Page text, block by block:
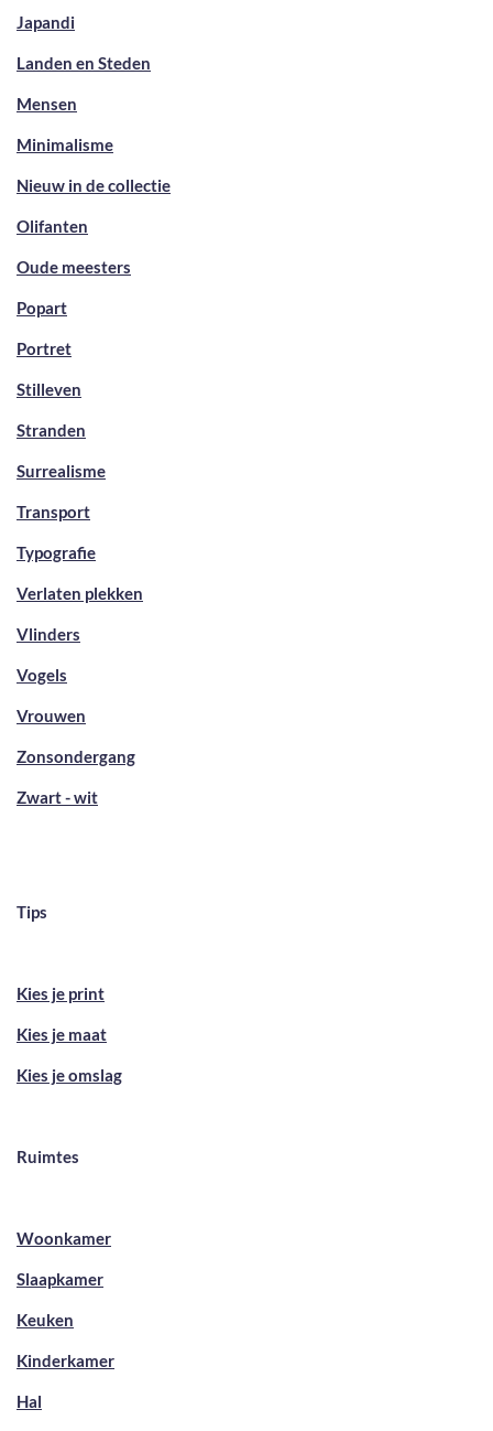
Japandi
Landen en Steden
Mensen
Minimalisme
Nieuw in de collectie
Olifanten
Oude meesters
Popart
Portret
Stilleven
Stranden
Surrealisme
Transport
Typografie
Verlaten plekken
Vlinders
Vogels
Vrouwen
Zonsondergang
Zwart - wit
Tips
Kies je print
Kies je maat
Kies je omslag
Ruimtes
Woonkamer
Slaapkamer
Keuken
Kinderkamer
Hal